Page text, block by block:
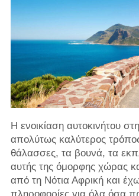
Η ενοικίαση αυτοκινήτου
απολύτως καλύτερος
θάλασσες, τα βουνά, τα
αυτής της όμορφης χώρας
από τη Νότια Αφρική και